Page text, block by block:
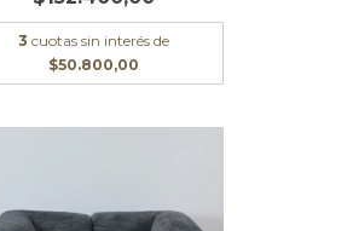
3 cuotas sin interés de
$50.800,00